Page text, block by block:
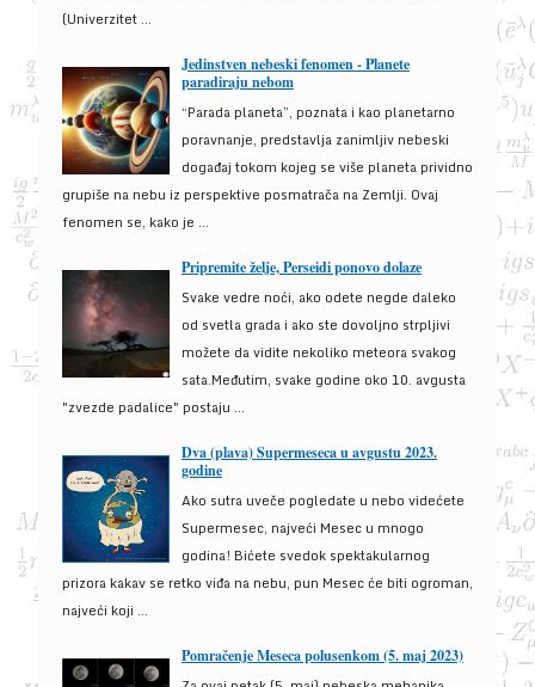
(Univerzitet ...
Jedinstven nebeski fenomen - Planete
paradiraju nebom
“Parada planeta”, poznata i kao planetarno
poravnanje, predstavlja zanimljiv nebeski
događaj tokom kojeg se više planeta prividno
grupiše na nebu iz perspektive posmatrača na Zemlji. Ovaj
fenomen se, kako je ...
Pripremite želje, Perseidi ponovo dolaze
Svake vedre noći, ako odete negde daleko
od svetla grada i ako ste dovoljno strpljivi
možete da vidite nekoliko meteora svakog
sata.Međutim, svake godine oko 10. avgusta
"zvezde padalice" postaju ...
Dva (plava) Supermeseca u avgustu 2023.
godine
Ako sutra uveče pogledate u nebo videćete
Supermesec, najveći Mesec u mnogo
godina! Bićete svedok spektakularnog
prizora kakav se retko viđa na nebu, pun Mesec će biti ogroman,
najveći koji ...
Pomračenje Meseca polusenkom (5. maj 2023)